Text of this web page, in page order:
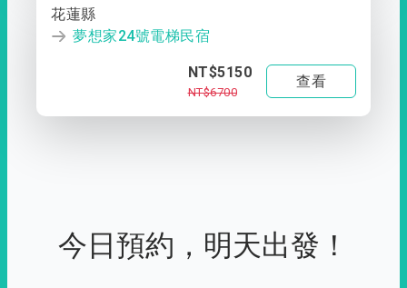
花蓮縣
夢想家24號電梯民宿
NT$5150
NT$6700
查看
今日預約，明天出發！